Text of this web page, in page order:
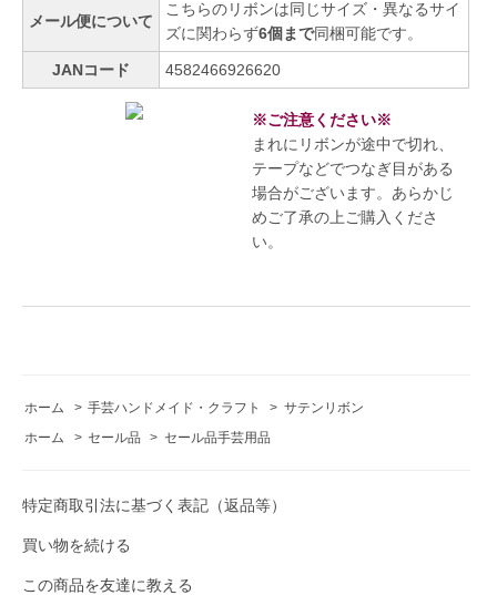
メール便について
こちらのリボンは同じサイズ・異なるサイ
ズに関わらず6個まで同梱可能です。
JANコード 4582466926620
※ご注意ください※
まれにリボンが途中で切れ、
テープなどでつなぎ目がある
場合がございます。あらかじ
めご了承の上ご購入くださ
い。
ホーム > 手芸ハンドメイド・クラフト > サテンリボン
ホーム
> セール品 > セール品手芸用品
特定商取引法に基づく表記（返品等）
買い物を続ける
この商品を友達に教える